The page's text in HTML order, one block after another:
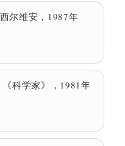
尔维安，1987年
科学家》，1981年